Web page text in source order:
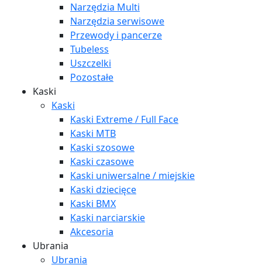
Narzędzia Multi
Narzędzia serwisowe
Przewody i pancerze
Tubeless
Uszczelki
Pozostałe
Kaski
Kaski
Kaski Extreme / Full Face
Kaski MTB
Kaski szosowe
Kaski czasowe
Kaski uniwersalne / miejskie
Kaski dziecięce
Kaski BMX
Kaski narciarskie
Akcesoria
Ubrania
Ubrania